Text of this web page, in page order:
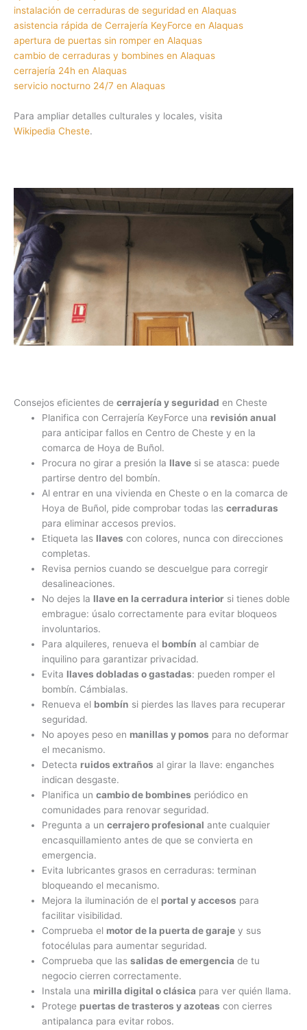
instalación de cerraduras de seguridad en Alaquas
asistencia rápida de Cerrajería KeyForce en Alaquas
apertura de puertas sin romper en Alaquas
cambio de cerraduras y bombines en Alaquas
cerrajería 24h en Alaquas
servicio nocturno 24/7 en Alaquas
Para ampliar detalles culturales y locales, visita
Wikipedia Cheste.
Consejos eficientes de cerrajería y seguridad en Cheste
Planifica con Cerrajería KeyForce una revisión anual
para anticipar fallos en Centro de Cheste y en la
comarca de Hoya de Buñol.
Procura no girar a presión la llave si se atasca: puede
partirse dentro del bombín.
Al entrar en una vivienda en Cheste o en la comarca de
Hoya de Buñol, pide comprobar todas lascerraduras
para eliminar accesos previos.
Etiqueta las llaves con colores, nunca con direcciones
completas.
Revisa pernios cuando se descuelgue para corregir
desalineaciones.
No dejes la llave en la cerradura interior si tienes doble
embrague: úsalo correctamente para evitar bloqueos
involuntarios.
Para alquileres, renueva el bombín al cambiar de
inquilino para garantizar privacidad.
Evita llaves dobladas o gastadas: pueden romper el
bombín. Cámbialas.
Renueva el bombín si pierdes las llaves para recuperar
seguridad.
No apoyes peso en manillas y pomos para no deformar
el mecanismo.
Detecta ruidos extraños al girar la llave: enganches
indican desgaste.
Planifica uncambio de bombines periódico en
comunidades para renovar seguridad.
Pregunta a uncerrajero profesional ante cualquier
encasquillamiento antes de que se convierta en
emergencia.
Evita lubricantes grasos en cerraduras: terminan
bloqueando el mecanismo.
Mejora la iluminación de el portal y accesos para
facilitar visibilidad.
Comprueba el motor de la puerta de garaje y sus
fotocélulas para aumentar seguridad.
Comprueba que lassalidas de emergencia de tu
negocio cierren correctamente.
Instala una mirilla digital o clásica para ver quién llama.
Protege puertas de trasteros y azoteas con cierres
antipalanca para evitar robos.